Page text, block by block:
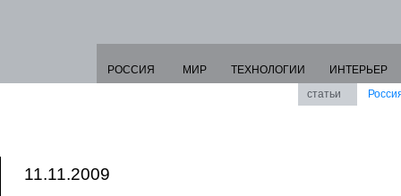
РОССИЯ МИР ТЕХНОЛОГИИ
ИНТЕРЬЕР
статьи
11.11.2009